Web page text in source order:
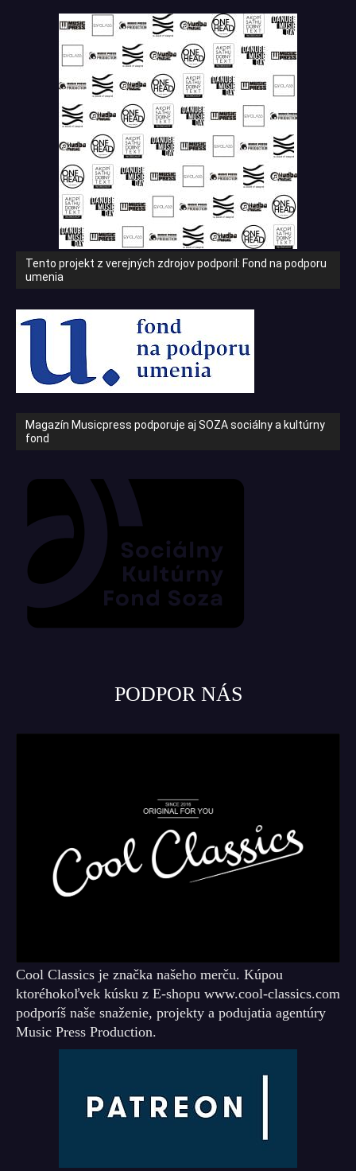
Tento projekt z verejných zdrojov podporil: Fond na podporu
umenia
Magazín Musicpress podporuje aj SOZA sociálny a kultúrny
fond
PODPOR NÁS
Cool Classics je značka našeho merču. Kúpou
ktoréhokoľvek kúsku z E-shopu www.cool-classics.com
podporíš naše snaženie, projekty a podujatia agentúry
Music Press Production.